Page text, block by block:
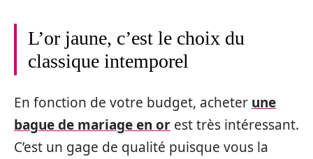
L’or jaune, c’est le choix du
classique intemporel
En fonction de votre budget, acheter une
bague de mariage en or est très intéressant.
C’est un gage de qualité puisque vous la